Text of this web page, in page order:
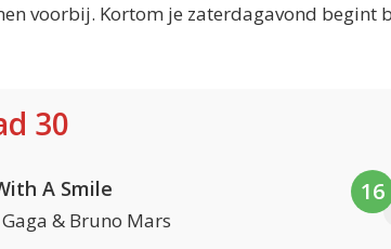
voorbij. Kortom je zaterdagavond begint
30
A Smile
& Bruno Mars
16